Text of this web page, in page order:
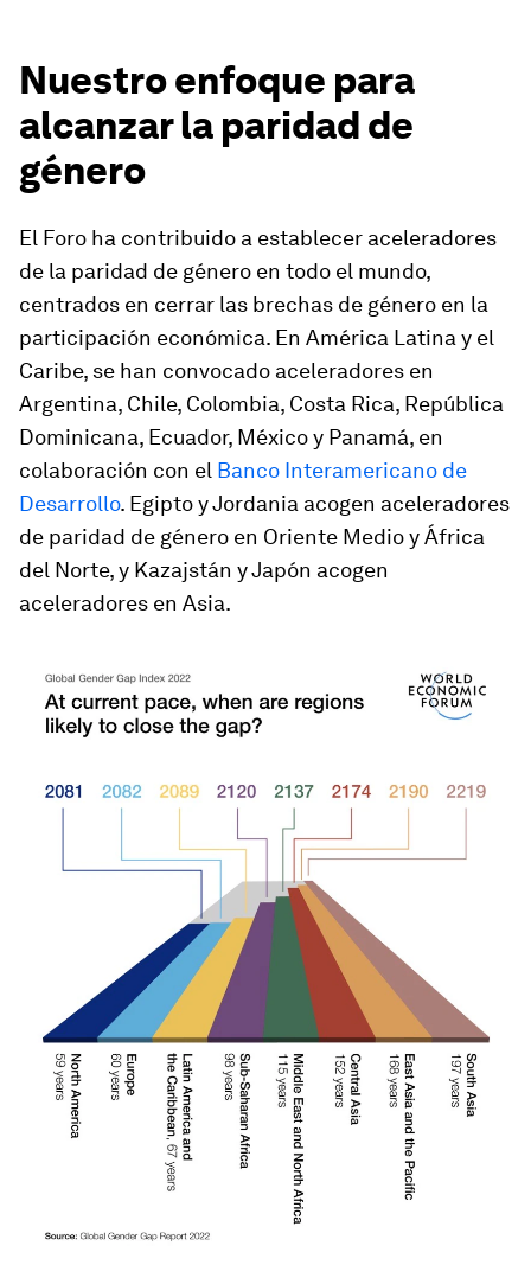
Nuestro enfoque para
alcanzar la paridad de
género
El Foro ha contribuido a establecer aceleradores
de la paridad de género en todo el mundo,
centrados en cerrar las brechas de género en la
participación económica. En América Latina y el
Caribe, se han convocado aceleradores en
Argentina, Chile, Colombia, Costa Rica, República
Dominicana, Ecuador, México y Panamá, en
colaboración con el Banco Interamericano de
Desarrollo. Egipto y Jordania acogen aceleradores
de paridad de género en Oriente Medio y África
del Norte, y Kazajstán y Japón acogen
aceleradores en Asia.